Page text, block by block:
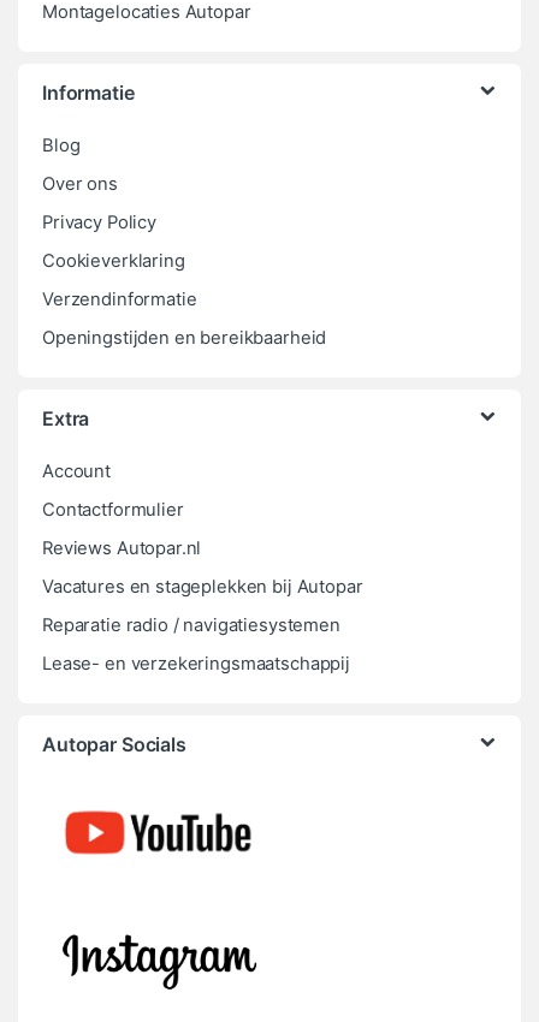
Montagelocaties Autopar
Informatie
Blog
Over ons
Privacy Policy
Cookieverklaring
Verzendinformatie
Openingstijden en bereikbaarheid
Extra
Account
Contactformulier
Reviews Autopar.nl
Vacatures en stageplekken bij Autopar
Reparatie radio / navigatiesystemen
Lease- en verzekeringsmaatschappij
Autopar Socials